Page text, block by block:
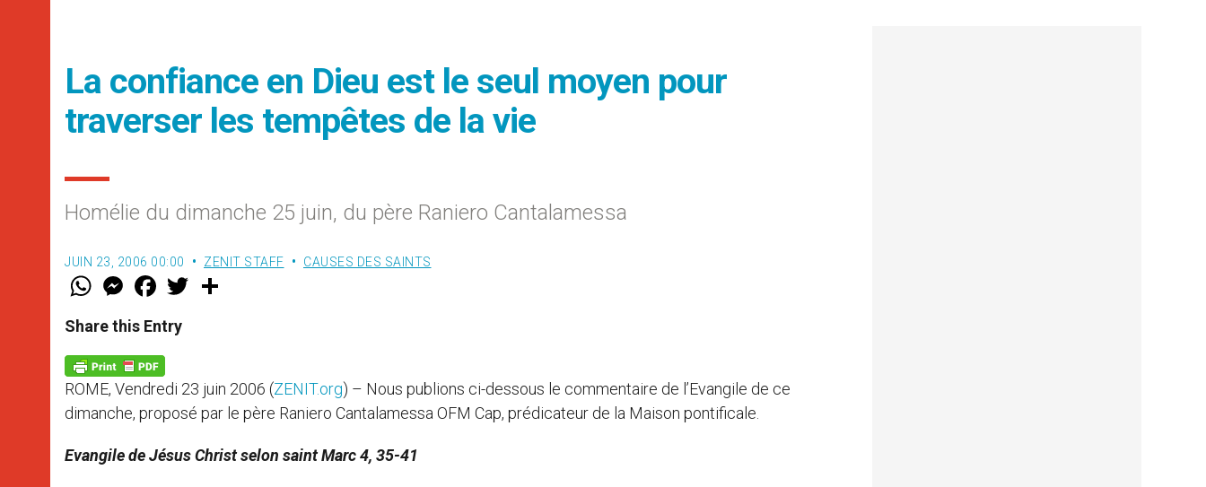
La confiance en Dieu est le seul moyen pour
traverser les tempêtes de la vie
Homélie du dimanche 25 juin, du père Raniero Cantalamessa
JUIN 23, 2006 00:00 ZENIT STAFF CAUSES DES SAINTS
W
t
s
p
p
M
e
s
e
g
e
r
F
a
e
b
k
w
Share this Entry
ROME, Vendredi 23 juin 2006 (ZENIT.org) – Nous publions ci-dessous le commentaire de l’Evangile de ce
dimanche, proposé par le père Raniero Cantalamessa OFM Cap, prédicateur de la Maison pontificale.
Evangile de Jésus Christ selon saint Marc 4, 35-41